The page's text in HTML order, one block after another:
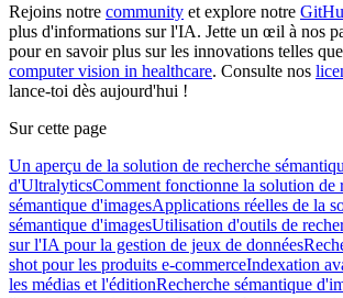
Rejoins notre community et explore notre
plus d'informations sur l'IA. Jette un œil à nos
pour en savoir plus sur les innovations telles que
computer vision in healthcare. Consulte nos
lance-toi dès aujourd'hui !
Sur cette page
Un aperçu de la solution de recherche
d'UltralyticsComment fonctionne la solution de
sémantique d'imagesApplications réelles de la
sémantique d'imagesUtilisation d'outils de
sur l'IA pour la gestion de jeux de données
shot pour les produits e-commerceIndexation
les médias et l'éditionRecherche sémantique